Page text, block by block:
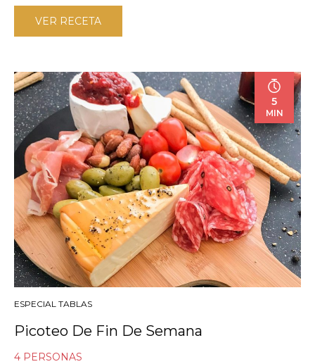
VER RECETA
5
MIN
ESPECIAL TABLAS
Picoteo De Fin De Semana
4 PERSONAS